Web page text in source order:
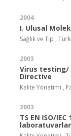
2004
I. Ulusal
Sağlık ve Tıp ,
2003
Virus testing/
Directive
Kalite Yönetimi ,
2003
TS EN ISO/